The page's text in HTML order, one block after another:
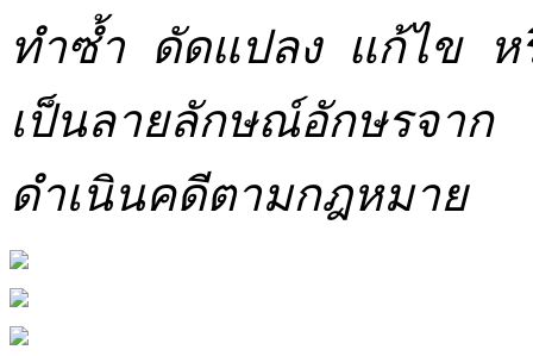
ทำซ้ำ ดัดแปลง แก้ไข ห
เป็นลายลักษณ์อักษรจาก
ดำเนินคดีตามกฎหมาย